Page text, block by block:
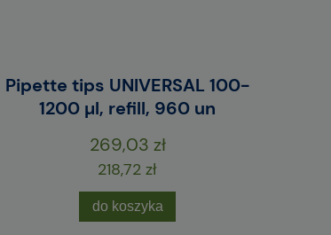
Pipette tips UNIVERSAL 100-
1200 µl, refill, 960 un
269,03 zł
218,72 zł
do koszyka